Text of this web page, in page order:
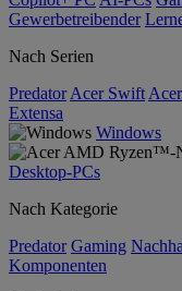
Gewerbetreibender
Nach Serien
Predator Acer Swift
Extensa
Windows
Desktop-PCs
Nach Kategorie
Predator Gaming
Komponenten